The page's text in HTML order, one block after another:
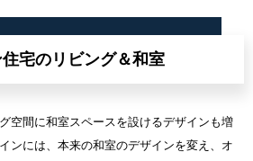
宅のリビング＆和室
空間に和室スペースを設けるデザインも増
ンには、本来の和室のデザインを変え、オ